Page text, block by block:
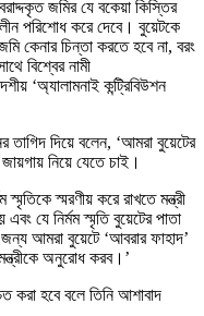
জমির যে বকেয়া কিস্তির
পরিশোধ করে দেবে। বুয়েটকে
কেনার চিন্তা করতে হবে না, বরং
বিশ্বের নামী
‘অ্যালামনাই কন্ট্রিবিউশন
তাগিদ দিয়ে বলেন, ‘আমরা বুয়েটের
নিয়ে যেতে চাই।
স্মরণীয় করে রাখতে মন্ত্রী
যে নির্মম স্মৃতি বুয়েটের পাতা
আমরা বুয়েটে ‘আবরার ফাহাদ’
অনুরোধ করব।’
করা হবে বলে তিনি আশাবাদ